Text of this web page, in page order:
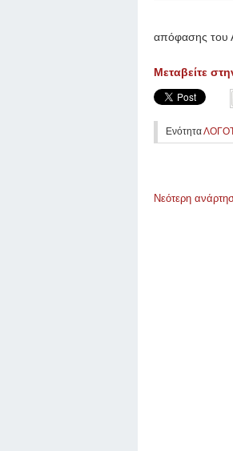
απόφασης του
Μεταβείτε
Ενότητα
Νεότερη